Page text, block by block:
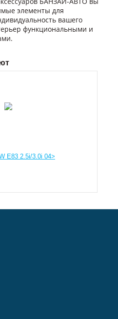
элементы для
вашего
функциональными и
E83 2.5i/3.0i 04>